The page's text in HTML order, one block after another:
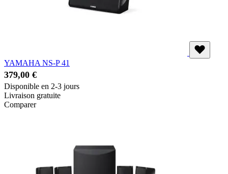
YAMAHA NS-P 41
379,00 €
Disponible en 2-3 jours
Livraison gratuite
Comparer